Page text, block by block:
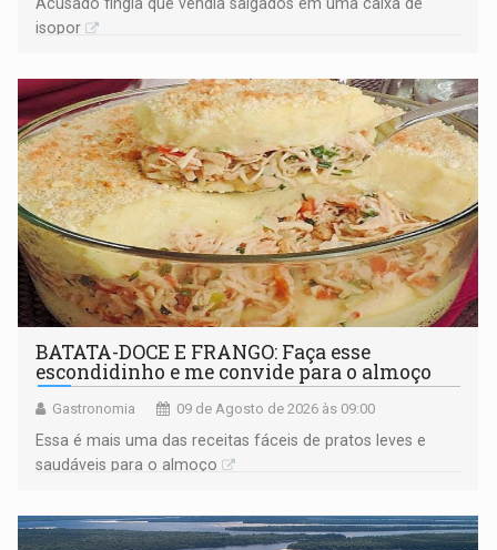
isopor
BATATA-DOCE E FRANGO: Faça esse
escondidinho e me convide para o almoço
Gastronomia 09 de Agosto de 2026 às 09:00
Essa é mais uma das receitas fáceis de pratos leves e
saudáveis para o almoço